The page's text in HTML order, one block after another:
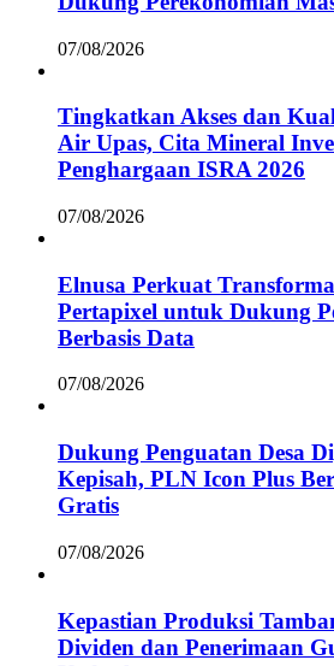
07/08/2026
Tingkatkan Akses dan
Air Upas, Cita Mineral
Penghargaan ISRA 2026
07/08/2026
Elnusa Perkuat
Pertapixel untuk Dukung
Berbasis Data
07/08/2026
Dukung Penguatan Desa
Kepisah, PLN Icon Plus
Gratis
07/08/2026
Kepastian Produksi
Dividen dan Penerimaan